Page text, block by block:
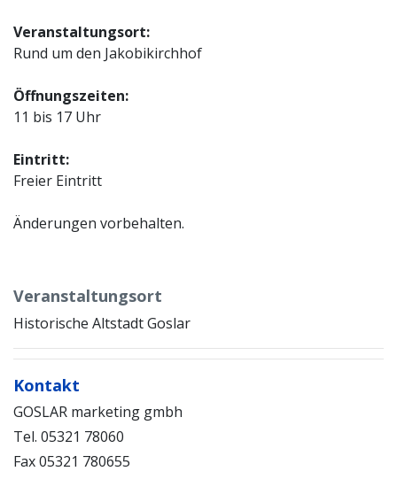
Veranstaltungsort:
Rund um den Jakobikirchhof
Öffnungszeiten:
11 bis 17 Uhr
Eintritt:
Freier Eintritt
Änderungen vorbehalten.
Veranstaltungsort
Historische Altstadt Goslar
Kontakt
GOSLAR marketing gmbh
Tel. 05321 78060
Fax 05321 780655